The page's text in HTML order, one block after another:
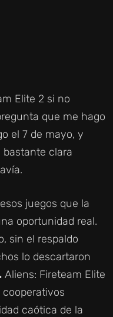
Elite 2 si no
que me hago
el 7 de mayo, y
clara
juegos que la
oportunidad real.
sin el respaldo
lo descartaron
Aliens: Fireteam Elite
caótica de la